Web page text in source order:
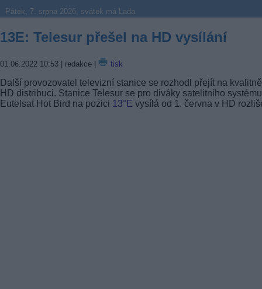
Pátek, 7. srpna 2026, svátek má Lada
13E: Telesur přešel na HD vysílání
01.06.2022 10:53 | redakce | tisk
Další provozovatel televizní stanice se rozhodl přejít na
HD distribuci. Stanice Telesur se pro diváky satelitního systému
Eutelsat Hot Bird na pozici 13°E vysílá od 1. června v HD